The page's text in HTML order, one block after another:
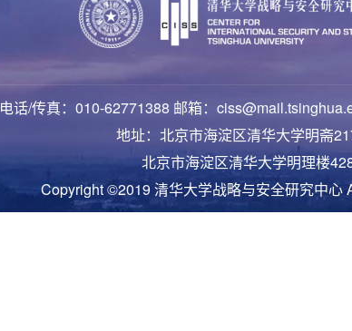
电话/传真：010-62771388 邮箱：
地址：北京市海淀区清华大学明斋
北京市海淀区清华大学明理楼
Copyright ©2019 清华大学战略与安全研究中心